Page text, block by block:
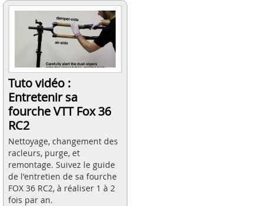
Tuto vidéo :
Entretenir sa
fourche VTT Fox 36
RC2
Nettoyage, changement des
racleurs, purge, et
remontage. Suivez le guide
de l'entretien de sa fourche
FOX 36 RC2, à réaliser 1 à 2
fois par an.